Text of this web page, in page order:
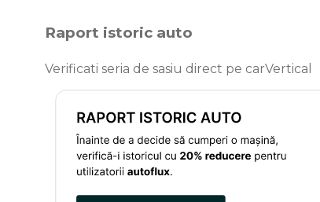
Raport istoric auto
Verificati seria de sasiu direct pe carVertical